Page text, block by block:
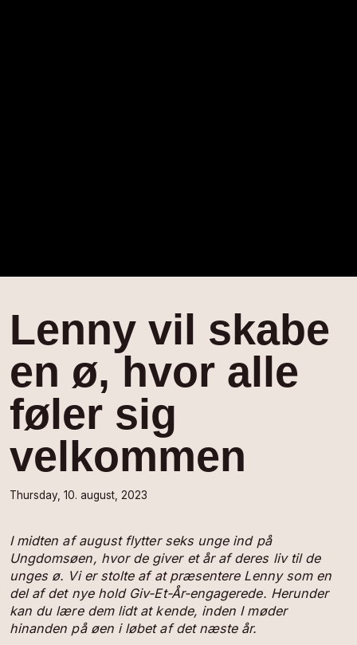
Lenny vil skabe
en ø, hvor alle
føler sig
velkommen
Thursday, 10. august, 2023
I midten af august flytter seks unge ind på
Ungdomsøen, hvor de giver et år af deres liv til de
unges ø. Vi er stolte af at præsentere Lenny som en
del af det nye hold Giv-Et-År-engagerede. Herunder
kan du lære dem lidt at kende, inden I møder
hinanden på øen i løbet af det næste år.